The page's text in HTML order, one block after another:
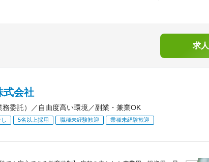
求
式会社
務委託）／自由度高い環境／副業・兼業OK
5名以上採用 職種未経験歓迎 業種未経験歓迎